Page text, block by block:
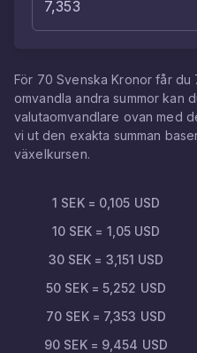
För 70 Svenska Kronor får du
omvandla andra summor kan
valutaomvandlare ovan med
vi ut den exakta summan
växelkursen.
1 SEK= 0,105 USD
10 SEK = 1,05 USD
30 SEK = 3,151 USD
50 SEK= 5,252 USD
70 SEK= 7,353 USD
90 SEK= 9,454 USD